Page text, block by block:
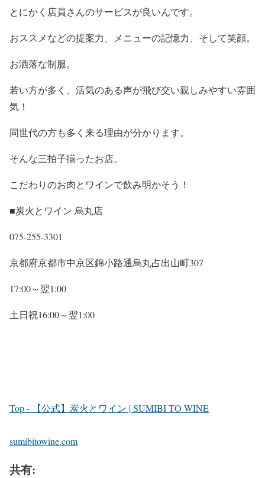
とにかく店員さんのサービスが良いんです。
おススメなどの提案力、メニューの記憶力、そして笑顔。
お洒落な制服。
若い方が多く、活気のある声が飛び交い親しみやすい雰囲
気！
同世代の方も多く来る理由が分かります。
そんな三拍子揃ったお店。
こだわりのお肉とワインで飲み明かそう！
■炭火とワイン 烏丸店
075-255-3301
京都府京都市中京区錦小路通烏丸占出山町307
17:00～翌1:00
土日祝16:00～翌1:00
Top - 【公式】炭火とワイン | SUMIBI TO WINE
sumibitowine.com
共有: